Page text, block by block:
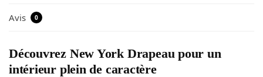
Avis 0
Découvrez New York Drapeau pour un
intérieur plein de caractère